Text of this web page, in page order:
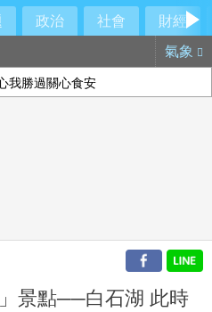
政治 社會
財經
氣象
我勝過關心食安
景點──白石湖 此時